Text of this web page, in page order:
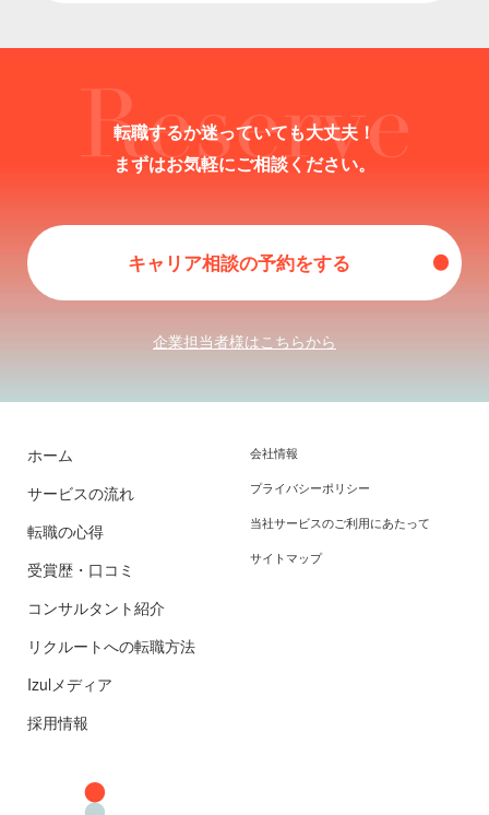
転職するか迷っていても大丈夫！
まずはお気軽にご相談ください。
キャリア相談の予約をする
企業担当者様はこちらから
ホーム
サービスの流れ
転職の心得
受賞歴・口コミ
コンサルタント紹介
リクルートへの転職方法
Izulメディア
採用情報
会社情報
プライバシーポリシー
当社サービスのご利用にあたって
サイトマップ